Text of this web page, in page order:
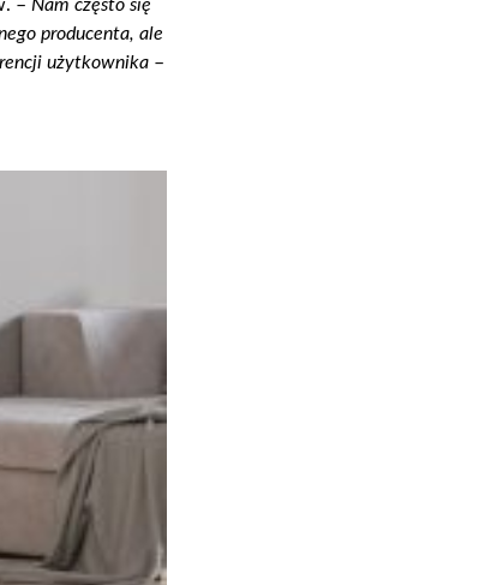
– Nam często się
producenta, ale
użytkownika –